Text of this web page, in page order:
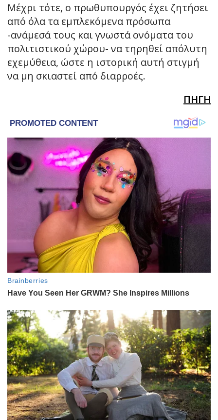
Μέχρι τότε, ο πρωθυπουργός έχει ζητήσει
από όλα τα εμπλεκόμενα πρόσωπα
-ανάμεσά τους και γνωστά ονόματα του
πολιτιστικού χώρου- να τηρηθεί απόλυτη
εχεμύθεια, ώστε η ιστορική αυτή στιγμή
να μη σκιαστεί από διαρροές.
ΠΗΓΗ